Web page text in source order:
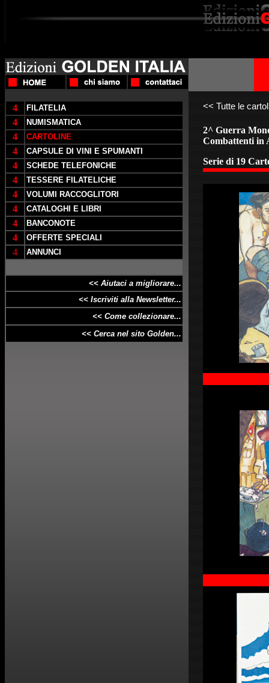
4 FILATELIA
4 NUMISMATICA
4 CARTOLINE
4 CAPSULE DI VINI E SPUMANTI
4 SCHEDE TELEFONICHE
4 TESSERE FILATELICHE
4 VOLUMI RACCOGLITORI
4 CATALOGHI E LIBRI
4 BANCONOTE
4 OFFERTE SPECIALI
4 ANNUNCI
<< Aiutaci a migliorare...
<< Iscriviti alla Newsletter...
<< Come collezionare...
<< Cerca nel sito Golden...
<< Tutte le
2^ Guerra
Combattenti in
Serie di 19